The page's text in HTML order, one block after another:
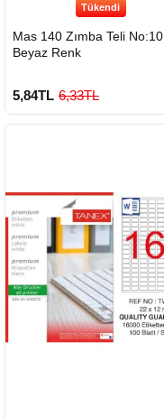
Tükendi
Mas 140 Zımba Teli No:10
Beyaz Renk
5,84TL 6,33TL